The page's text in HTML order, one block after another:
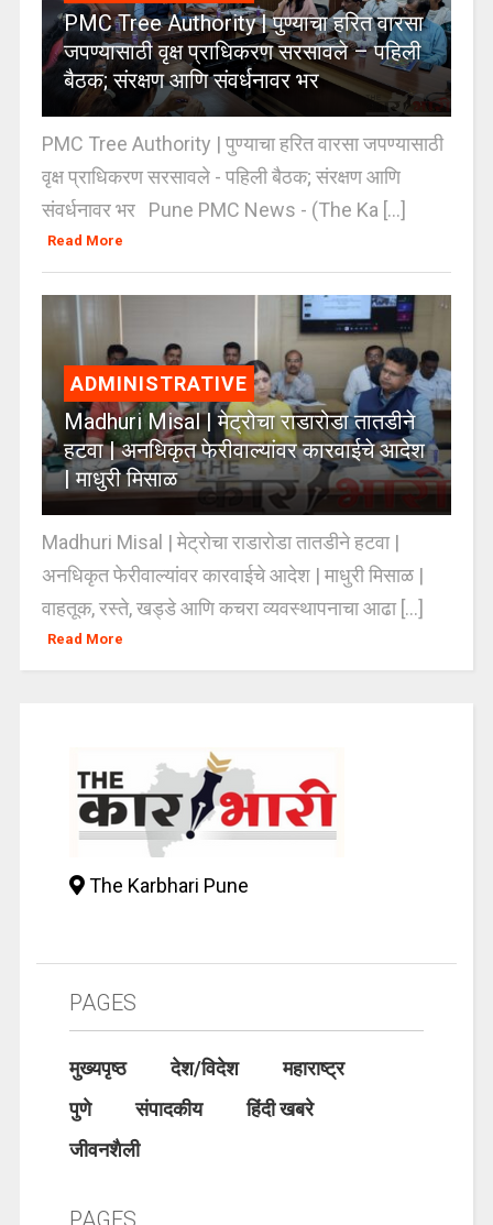
PMC Tree Authority | पुण्याचा हरित वारसा
जपण्यासाठी वृक्ष प्राधिकरण सरसावले – पहिली
बैठक; संरक्षण आणि संवर्धनावर भर
PMC Tree Authority | पुण्याचा हरित वारसा जपण्यासाठी
वृक्ष प्राधिकरण सरसावले - पहिली बैठक; संरक्षण आणि
संवर्धनावर भर Pune PMC News - (The Ka [...]
Read More
ADMINISTRATIVE
Madhuri Misal | मेट्रोचा राडारोडा तातडीने
हटवा | अनधिकृत फेरीवाल्यांवर कारवाईचे आदेश
| माधुरी मिसाळ
Madhuri Misal | मेट्रोचा राडारोडा तातडीने हटवा |
अनधिकृत फेरीवाल्यांवर कारवाईचे आदेश | माधुरी मिसाळ |
वाहतूक, रस्ते, खड्डे आणि कचरा व्यवस्थापनाचा आढा [...]
Read More
The Karbhari Pune
PAGES
मुख्यपृष्ठ देश/विदेश
महाराष्ट्र
पुणे
संपादकीय
हिंदी खबरे
जीवनशैली
PAGES